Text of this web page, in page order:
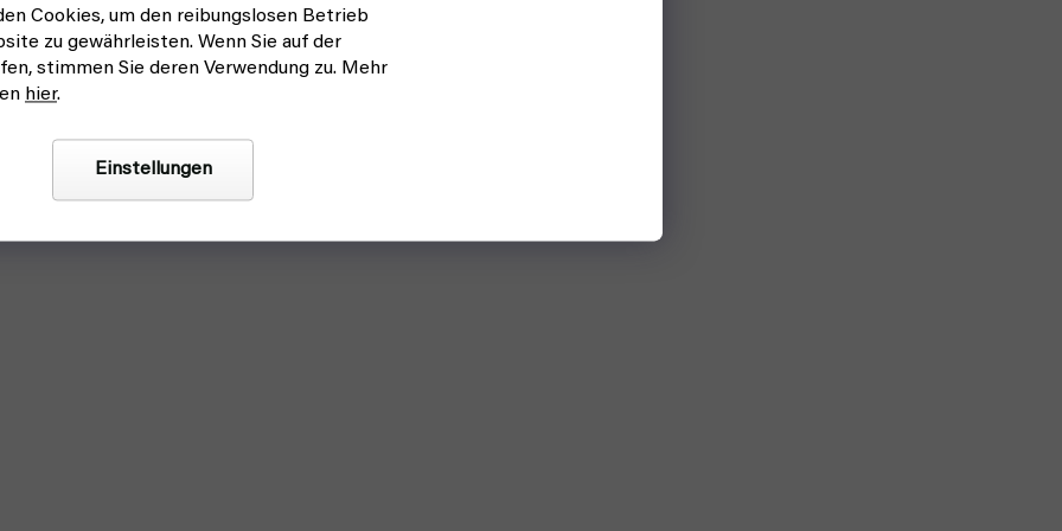
Cookies, um den reibungslosen Betrieb
zu gewährleisten. Wenn Sie auf der
stimmen Sie deren Verwendung zu. Mehr
hier.
Einstellungen